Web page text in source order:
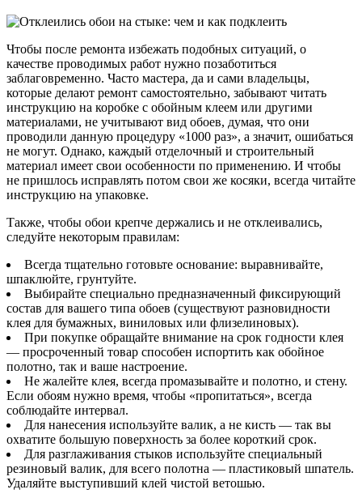
Чтобы после ремонта избежать подобных ситуаций, о
качестве проводимых работ нужно позаботиться
заблаговременно. Часто мастера, да и сами владельцы,
которые делают ремонт самостоятельно, забывают читать
инструкцию на коробке с обойным клеем или другими
материалами, не учитывают вид обоев, думая, что они
проводили данную процедуру «1000 раз», а значит, ошибаться
не могут. Однако, каждый отделочный и строительный
материал имеет свои особенности по применению. И чтобы
не пришлось исправлять потом свои же косяки, всегда читайте
инструкцию на упаковке.
Также, чтобы обои крепче держались и не отклеивались,
следуйте некоторым правилам:
Всегда тщательно готовьте основание: выравнивайте,
шпаклюйте, грунтуйте.
Выбирайте специально предназначенный фиксирующий
состав для вашего типа обоев (существуют разновидности
клея для бумажных, виниловых или флизелиновых).
При покупке обращайте внимание на срок годности клея
— просроченный товар способен испортить как обойное
полотно, так и ваше настроение.
Не жалейте клея, всегда промазывайте и полотно, и стену.
Если обоям нужно время, чтобы «пропитаться», всегда
соблюдайте интервал.
Для нанесения используйте валик, а не кисть — так вы
охватите большую поверхность за более короткий срок.
Для разглаживания стыков используйте специальный
резиновый валик, для всего полотна — пластиковый шпатель.
Удаляйте выступивший клей чистой ветошью.